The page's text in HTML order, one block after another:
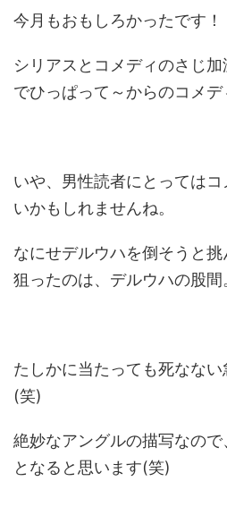
今月もおもしろかったです！
シリアスとコメディのさじ
でひっぱって～からのコメデ
いや、男性読者にとっては
いかもしれませんね。
なにせデルウハを倒そうと
狙ったのは、デルウハの股間
たしかに当たっても死なな
(笑)
絶妙なアングルの描写なの
となると思います(笑)